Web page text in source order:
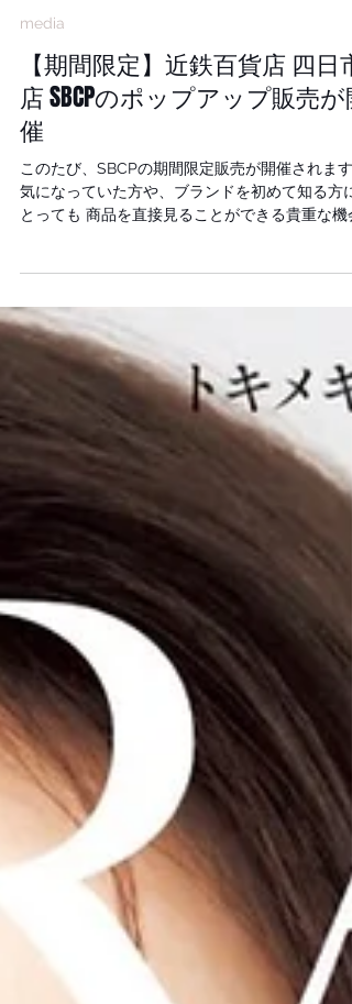
media
【期間限定】近鉄百貨店 四日市
店 SBCPのポップアップ販売が開
催
このたび、SBCPの期間限定販売が開催されます!
7月15日（水）～7月21日（火） 会場 1階 化
粧品売場 グリーンコスメティックガーデン 最終
は午後5時終了となっていますので ご来場を予定
れている方は時間に余裕を持って足を運んでくだ
さい。 SBCPは、天然由来の素材に着目しなが
ら、毎日のスキンケアやヘアケアを 心地よく続
られることをコンセプトとしたブランドです。
ーガニックの考え方とサイエンスを組み合わせた
製品づくりを目指しており 日々のライフスタイ
に取り入れやすいアイテムを展開しています。
回はSBCPの中でも大人気なアイテム 「生ミネラ
ルミスト+n」と「ミストBL+n」をご紹介いたしま
す。 どちらも200mlサイズ、価格は各7,920円 栄
養素材の生ミネラル、フルボ酸、琥珀エキスを主
に 油分ではなく水分を増やすことを目的とした
然高級エステ素材を配合した化粧品です。 NMN
ミネラル成